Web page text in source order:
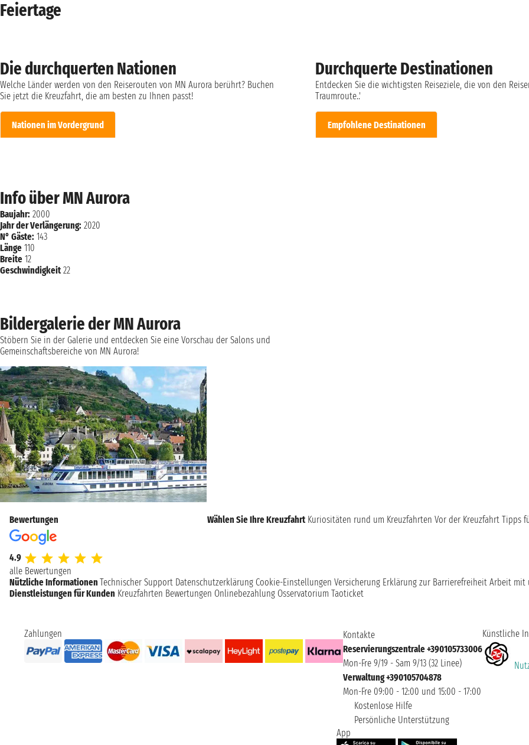
Feiertage
Die durchquerten Nationen
Welche Länder werden von den Reiserouten von MN Aurora berührt? Buchen
Sie jetzt die Kreuzfahrt, die am besten zu Ihnen passt!
Nationen im Vordergrund
Durchquerte Destinationen
Entdecken Sie die wichtigsten Reiseziele, die von den
Traumroute..'
Empfohlene Destinationen
Info über MN Aurora
Baujahr: 2000
Jahr der Verlängerung: 2020
N° Gäste: 143
Länge 110
Breite 12
Geschwindigkeit 22
Bildergalerie der MN Aurora
Stöbern Sie in der Galerie und entdecken Sie eine Vorschau der Salons und
Gemeinschaftsbereiche von MN Aurora!
Bewertungen
4.9
alle Bewertungen
Wählen Sie Ihre Kreuzfahrt Kuriositäten rund um Kreuzfahrten Vor der Kreuzfahrt Tipps
Nützliche Informationen Technischer Support Datenschutzerklärung Cookie-Einstellungen Versicherung Erklärung zur Barrierefreiheit Arbeit mit
Dienstleistungen für Kunden Kreuzfahrten Bewertungen Onlinebezahlung Osservatorium Taoticket
Zahlungen
Kontakte
Reservierungszentrale +390105733006
Mon-Fre 9/19 - Sam 9/13 (32 Linee)
Verwaltung +390105704878
Mon-Fre 09:00 - 12:00 und 15:00 - 17:00
Kostenlose Hilfe
Persönliche Unterstützung
Künstliche
App